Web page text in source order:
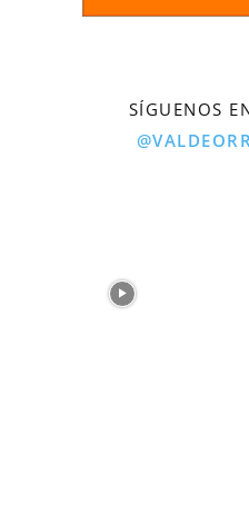
SÍGUENOS